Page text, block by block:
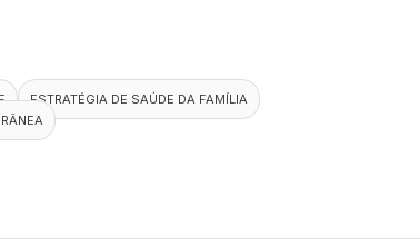
ESTRATÉGIA DE SAÚDE DA FAMÍLIA